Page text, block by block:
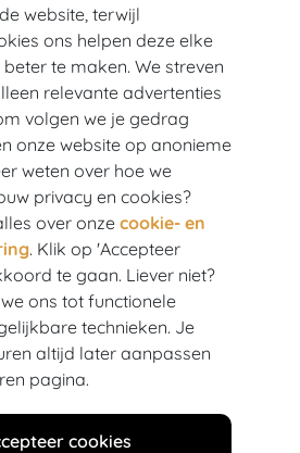
website, terwijl
ons helpen deze elke
te maken. We streven
relevante advertenties
volgen we je gedrag
onze website op anonieme
weten over hoe we
privacy en cookies?
over onze cookie- en
. Klik op 'Accepteer
te gaan. Liever niet?
ons tot functionele
technieken. Je
altijd later aanpassen
pagina.
cookies
PRODUCTEN
Dream Invisibles Slips 2-pack in rood
€ 29,95
336